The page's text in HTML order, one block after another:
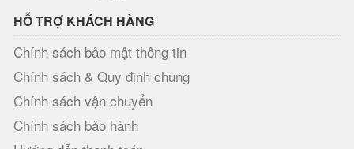
HỖ TRỢ KHÁCH HÀNG
Chính sách bảo mật thông tin
Chính sách & Quy định chung
Chính sách vận chuyển
Chính sách bảo hành